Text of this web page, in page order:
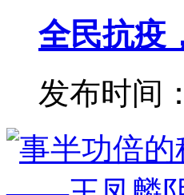
全民抗疫
发布时间